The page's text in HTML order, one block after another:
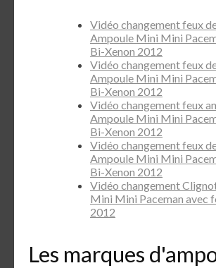
Vidéo changement feux
Ampoule Mini Mini
Bi-Xenon 2012
Vidéo changement feux
Ampoule Mini Mini
Bi-Xenon 2012
Vidéo changement feux
Ampoule Mini Mini
Bi-Xenon 2012
Vidéo changement feux
Ampoule Mini Mini
Bi-Xenon 2012
Vidéo changement
Mini Mini Paceman avec
2012
Les marques